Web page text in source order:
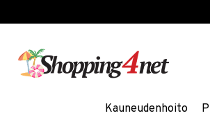
Kauneudenhoito